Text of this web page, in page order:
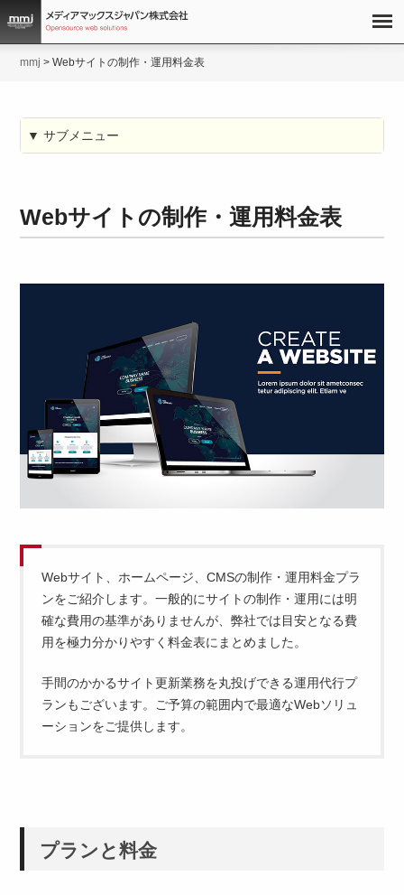
mmj >Webサイトの制作・運用料金表
▼ サブメニュー
Webサイトの制作・運用料金表
Webサイト、ホームページ、CMSの制作・運用料金プラ
ンをご紹介します。一般的にサイトの制作・運用には明
確な費用の基準がありませんが、弊社では目安となる費
用を極力分かりやすく料金表にまとめました。
手間のかかるサイト更新業務を丸投げできる運用代行プ
ランもございます。ご予算の範囲内で最適なWebソリュ
ーションをご提供します。
プランと料金